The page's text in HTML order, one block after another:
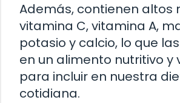
Además, contienen altos
vitamina C, vitamina A,
potasio y calcio, lo que
en un alimento nutritivo y
para incluir en nuestra
cotidiana.